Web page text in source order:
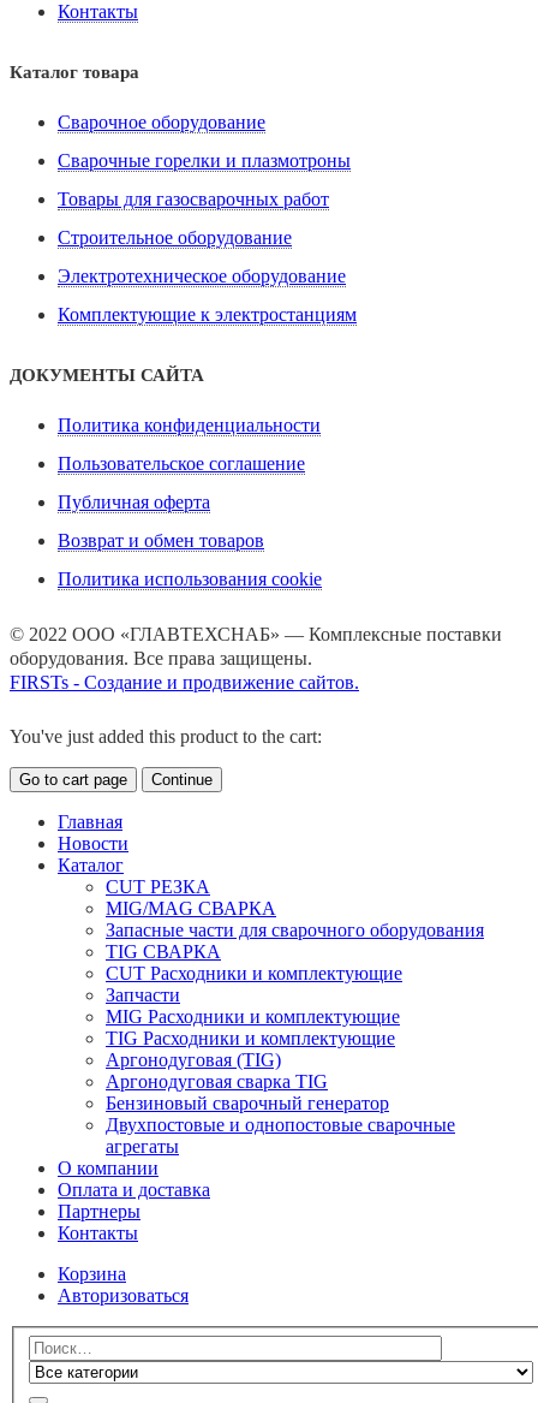
Контакты
Каталог товара
Сварочное оборудование
Сварочные горелки и плазмотроны
Товары для газосварочных работ
Строительное оборудование
Электротехническое оборудование
Комплектующие к электростанциям
ДОКУМЕНТЫ САЙТА
Политика конфиденциальности
Пользовательское соглашение
Публичная оферта
Возврат и обмен товаров
Политика использования cookie
© 2022 ООО «ГЛАВТЕХСНАБ» — Комплексные поставки
оборудования. Все права защищены.
FIRSTs - Создание и продвижение сайтов.
You've just added this product to the cart:
Go to cart page Continue
Главная
Новости
Каталог
CUT РЕЗКА
MIG/MAG СВАРКА
Запасные части для сварочного оборудования
TIG СВАРКА
CUT Расходники и комплектующие
Запчасти
MIG Расходники и комплектующие
TIG Расходники и комплектующие
Аргонодуговая (TIG)
Аргонодуговая сварка TIG
Бензиновый сварочный генератор
Двухпостовые и однопостовые сварочные
агрегаты
О компании
Оплата и доставка
Партнеры
Контакты
Корзина
Авторизоваться